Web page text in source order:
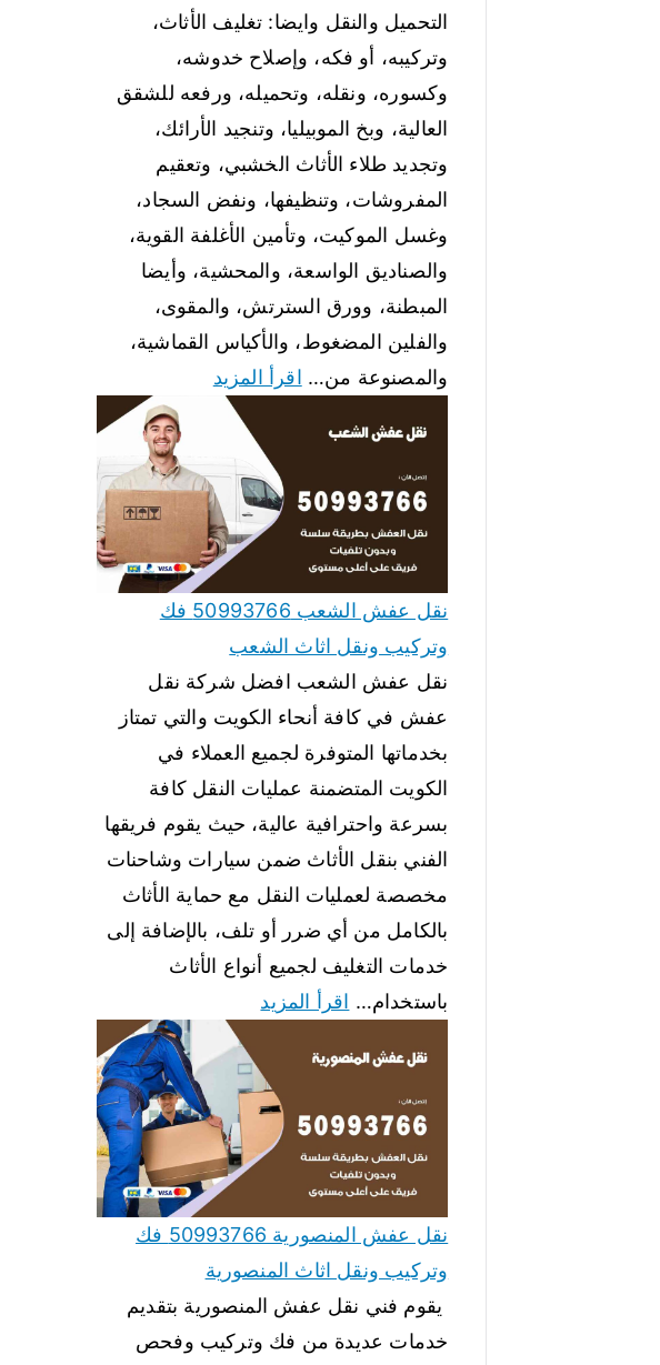
التحميل والنقل وايضا: تغليف الأثاث،
وتركيبه، أو فكه، وإصلاح خدوشه،
وكسوره، ونقله، وتحميله، ورفعه للشقق
العالية، وبخ الموبيليا، وتنجيد الأرائك،
وتجديد طلاء الأثاث الخشبي، وتعقيم
المفروشات، وتنظيفها، ونفض السجاد،
وغسل الموكيت، وتأمين الأغلفة القوية،
والصناديق الواسعة، والمحشية، وأيضا
المبطنة، وورق السترتش، والمقوى،
والفلين المضغوط، والأكياس القماشية،
والمصنوعة من… اقرأ المزيد
نقل عفش الشعب 50993766 فك
وتركيب ونقل اثاث الشعب
نقل عفش الشعب افضل شركة نقل
عفش في كافة أنحاء الكويت والتي تمتاز
بخدماتها المتوفرة لجميع العملاء في
الكويت المتضمنة عمليات النقل كافة
بسرعة واحترافية عالية، حيث يقوم فريقها
الفني بنقل الأثاث ضمن سيارات وشاحنات
مخصصة لعمليات النقل مع حماية الأثاث
بالكامل من أي ضرر أو تلف، بالإضافة إلى
خدمات التغليف لجميع أنواع الأثاث
باستخدام… اقرأ المزيد
نقل عفش المنصورية 50993766 فك
وتركيب ونقل اثاث المنصورية
يقوم فني نقل عفش المنصورية بتقديم
خدمات عديدة من فك وتركيب وفحص